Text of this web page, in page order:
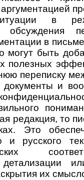
в
в
могут быть
полезных
переписку
документы и
редакция, то
Это
и русского
детализации
их